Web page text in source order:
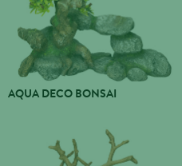
AQUA DECO BONSAI